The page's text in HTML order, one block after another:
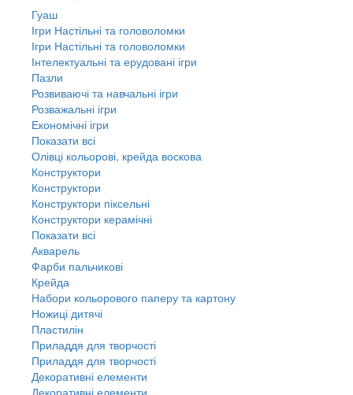
Гуаш
Ігри Настільні та головоломки
Ігри Настільні та головоломки
Інтелектуальні та ерудовані ігри
Пазли
Розвиваючі та навчальні ігри
Розважальні ігри
Економічні ігри
Показати всі
Олівці кольорові, крейда воскова
Конструктори
Конструктори
Конструктори піксельні
Конструктори керамічні
Показати всі
Акварель
Фарби пальчикові
Крейда
Набори кольорового паперу та картону
Ножиці дитячі
Пластилін
Приладдя для творчості
Приладдя для творчості
Декоративні елементи